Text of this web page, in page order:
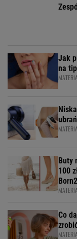
Jak
na
Buty
100
Co